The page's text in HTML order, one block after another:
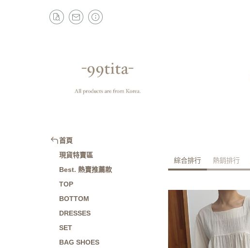
首頁
現貨特賣區
Best. 熱賣推薦款
TOP
BOTTOM
DRESSES
SET
BAG SHOES
綜合排行 熱銷排行